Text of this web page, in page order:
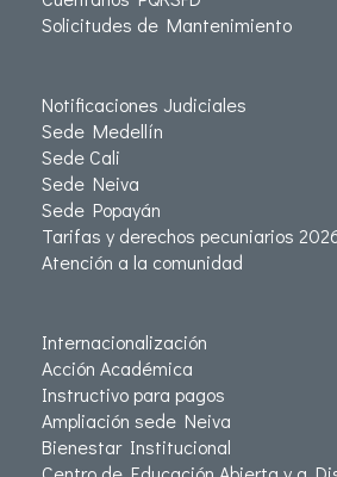
Solicitudes de Mantenimiento
Notificaciones Judiciales
Sede Medellín
Sede Cali
Sede Neiva
Sede Popayán
Tarifas y derechos pecuniarios
Atención a la comunidad
Internacionalización
Acción Académica
Instructivo para pagos
Ampliación sede Neiva
Bienestar Institucional